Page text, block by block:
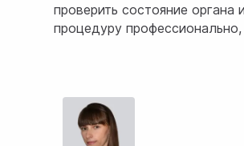
проверить состояние
процедуру